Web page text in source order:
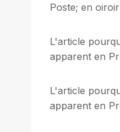
Poste; en
L'article
apparent en
L'article
apparent en